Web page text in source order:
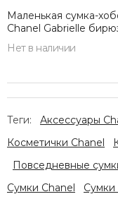
Маленькая сумка-
Chanel Gabrielle
Нет в наличии
Теги: Аксессуары
Косметички Chanel
Повседневные
Сумки Chanel
Сумки